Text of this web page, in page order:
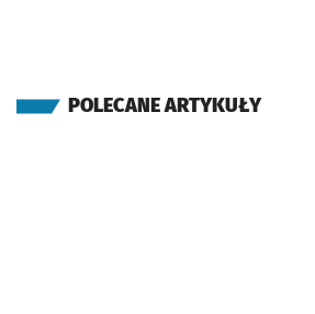
POLECANE ARTYKUŁY